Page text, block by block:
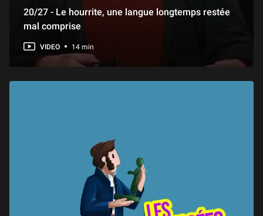
20/27 - Le hourrite, une langue longtemps restée
mal comprise
VIDEO 14 min